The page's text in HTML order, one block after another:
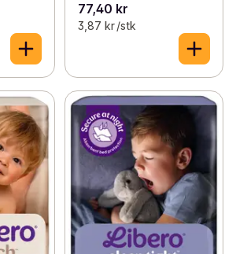
77,40 kr
3,87 kr /stk